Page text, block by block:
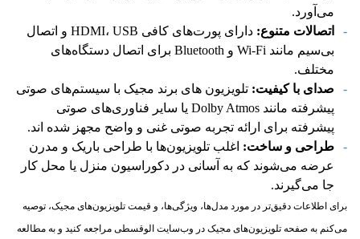
می‌آورد.
اتصالات متنوع:
دارای پورت‌های کافی HDMI، USB و اتصال
بی‌سیم مانند Wi-Fi و Bluetooth برای اتصال دستگاه‌های
مختلف.
صدای با کیفیت: تلویزیون های برند مجیک با سیستم‌های صوتی
پیشرفته مانند Dolby Atmos یا سایر فناوری‌های صوتی
پیشرفته برای ارائه تجربه صوتی غنی و واضح مجهز شده اند.
طراحی و ساخت: اغلب تلویزیون‌ها با طراحی باریک و مدرن
عرضه می‌شوند که به آسانی در دکوراسیون منزل یا محل کار
جا می‌گیرند.
برای اطلاعات دقیق‌تر در مورد مدل‌ها، ویژگی‌ها، و قیمت تلویزیون‌های مجیک، توصیه
می‌کنم به صفحه تلویزیون‌های مجیک در وب‌سایت الوقسطی مراجعه کنید و به مطالعه